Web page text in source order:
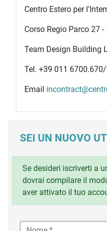
Centro Estero per
Corso Regio Parco 27
Team Design Building
Tel. +39 011
Email
SEI UN NUOVO
Se desideri iscriverti a
dovrai compilare il
aver attivato il tuo